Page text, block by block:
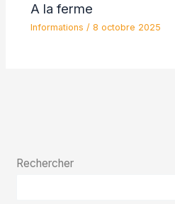
A la ferme
Informations / 8 octobre 2025
Rechercher